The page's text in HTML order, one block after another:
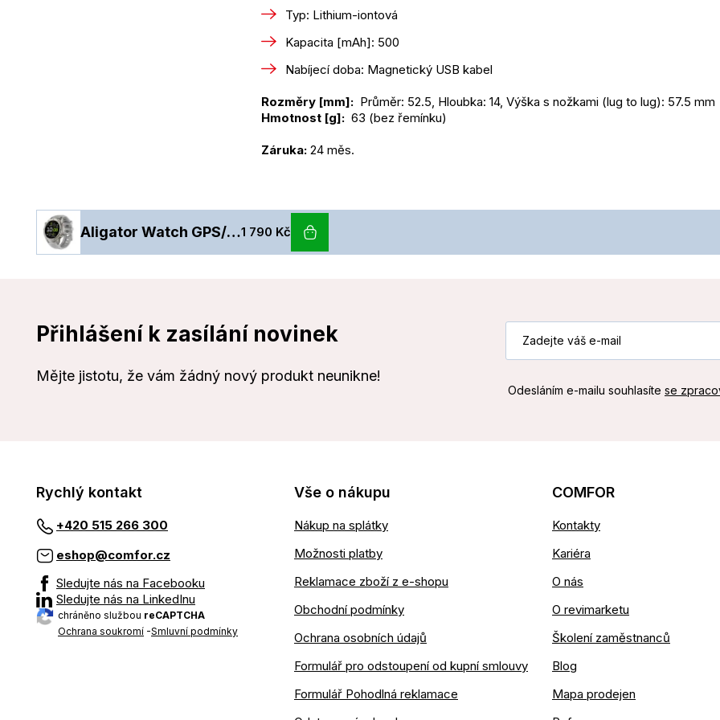
Typ: Lithium-iontová
Kapacita [mAh]: 500
Nabíjecí doba: Magnetický USB kabel
Rozměry [mm]: Průměr: 52.5, Hloubka: 14, Výška s nožkami (lug to lug): 57.5 mm
Hmotnost [g]: 63 (bez řemínku)
Záruka: 24 měs.
Aligator Watch GPS/Elegant Band/Silver1 790 Kč
Přihlášení k zasílání novinek
Mějte jistotu, že vám žádný nový produkt neunikne!
Odesláním e-mailu souhlasíte se
Rychlý kontakt
+420 515 266 300
eshop@comfor.cz
Sledujte nás na Facebooku
Sledujte nás na LinkedInu
chráněno službou reCAPTCHA
Ochrana soukromí -Smluvní podmínky
Vše o nákupu
Nákup na splátky
Možnosti platby
Reklamace zboží z e-shopu
Obchodní podmínky
Ochrana osobních údajů
Formulář pro odstoupení od kupní smlouvy
Formulář Pohodlná reklamace
COMFOR
Kontakty
Kariéra
O nás
O revimarketu
Školení zaměstnanců
Blog
Mapa prodejen